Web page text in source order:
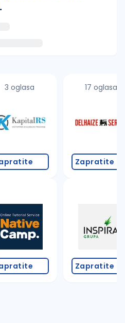
greške (koristite č, ć, š, đ,
filtere pretrage
3 oglasa 17 oglasa
Zapratite
Zapratite